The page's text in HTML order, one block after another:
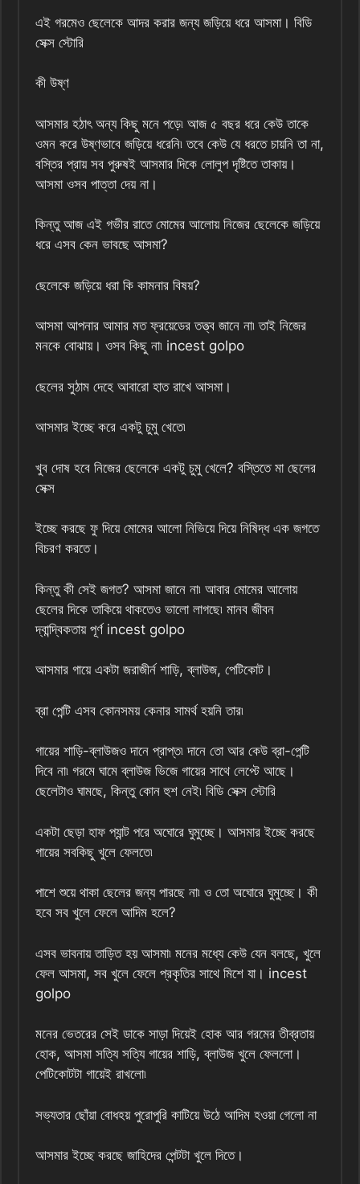
এই গরমেও ছেলেকে আদর করার জন্য জড়িয়ে ধরে আসমা। বিডি
সেক্স স্টোরি
কী উষ্ণ
আসমার হঠাৎ অন্য কিছু মনে পড়ে৷ আজ ৫ বছর ধরে কেউ তাকে
ওমন করে উষ্ণভাবে জড়িয়ে ধরেনি৷ তবে কেউ যে ধরতে চায়নি তা না,
বস্তির প্রায় সব পুরুষই আসমার দিকে লোলুপ দৃষ্টিতে তাকায়।
আসমা ওসব পাত্তা দেয় না।
কিন্তু আজ এই গভীর রাতে মোমের আলোয় নিজের ছেলেকে জড়িয়ে
ধরে এসব কেন ভাবছে আসমা?
ছেলেকে জড়িয়ে ধরা কি কামনার বিষয়?
আসমা আপনার আমার মত ফ্রয়েডের তত্ত্ব জানে না৷ তাই নিজের
মনকে বোঝায়। ওসব কিছু না৷ incest golpo
ছেলের সুঠাম দেহে আবারো হাত রাখে আসমা।
আসমার ইচ্ছে করে একটু চুমু খেতে৷
খুব দোষ হবে নিজের ছেলেকে একটু চুমু খেলে? বস্তিতে মা ছেলের
সেক্স
ইচ্ছে করছে ফু দিয়ে মোমের আলো নিভিয়ে দিয়ে নিষিদ্ধ এক জগতে
বিচরণ করতে।
কিন্তু কী সেই জগত? আসমা জানে না৷ আবার মোমের আলোয়
ছেলের দিকে তাকিয়ে থাকতেও ভালো লাগছে৷ মানব জীবন
দ্বান্দ্বিকতায় পূর্ণ incest golpo
আসমার গায়ে একটা জরাজীর্ন শাড়ি, ব্লাউজ, পেটিকোট।
ব্রা পেন্টি এসব কোনসময় কেনার সামর্থ হয়নি তার৷
গায়ের শাড়ি-ব্লাউজও দানে প্রাপ্ত৷ দানে তো আর কেউ ব্রা-পেন্টি
দিবে না৷ গরমে ঘামে ব্লাউজ ভিজে গায়ের সাথে লেপ্টে আছে।
ছেলেটাও ঘামছে, কিন্তু কোন হুশ নেই৷ বিডি সেক্স স্টোরি
একটা ছেড়া হাফ প্যান্ট পরে অঘোরে ঘুমুচ্ছে। আসমার ইচ্ছে করছে
গায়ের সবকিছু খুলে ফেলতে৷
পাশে শুয়ে থাকা ছেলের জন্য পারছে না৷ ও তো অঘোরে ঘুমুচ্ছে। কী
হবে সব খুলে ফেলে আদিম হলে?
এসব ভাবনায় তাড়িত হয় আসমা৷ মনের মধ্যে কেউ যেন বলছে, খুলে
ফেল আসমা, সব খুলে ফেলে প্রকৃতির সাথে মিশে যা। incest
golpo
মনের ভেতরের সেই ডাকে সাড়া দিয়েই হোক আর গরমের তীব্রতায়
হোক, আসমা সত্যি সত্যি গায়ের শাড়ি, ব্লাউজ খুলে ফেললো।
পেটিকোটটা গায়েই রাখলো৷
সভ্যতার ছোঁয়া বোধহয় পুরোপুরি কাটিয়ে উঠে আদিম হওয়া গেলো না
আসমার ইচ্ছে করছে জাহিদের পেন্টটা খুলে দিতে।